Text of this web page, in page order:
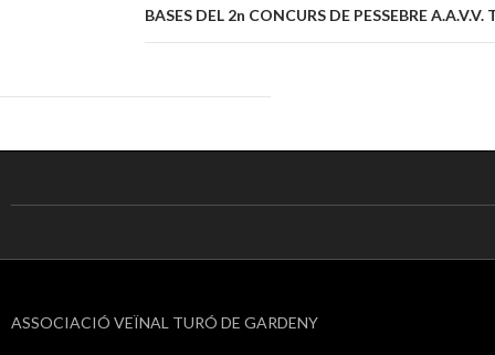
BASES DEL 2n CONCURS DE PESSEBRE
ASSOCIACIÓ VEÏNAL TURÓ DE GARDENY